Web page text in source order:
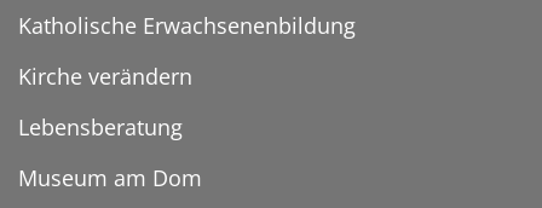
Katholische Erwachsenenbildung
Kirche verändern
Lebensberatung
Museum am Dom